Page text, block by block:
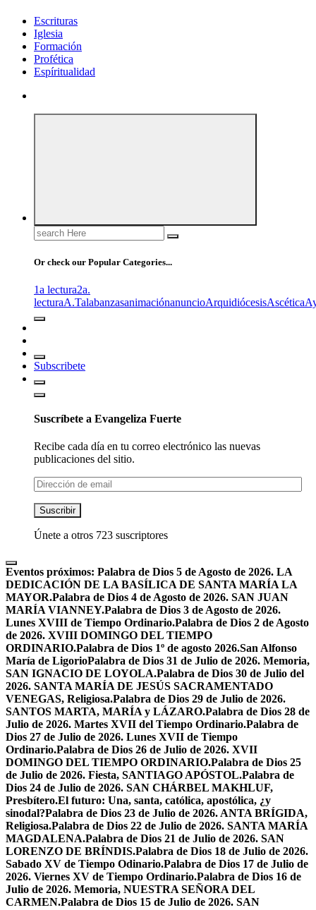
Escrituras
Iglesia
Formación
Profética
Espíritualidad
Search
for:
Or check our Popular Categories...
1a lectura2a.
lecturaA.TalabanzasanimaciónanuncioArquidiócesisAscética
Subscribete
Suscríbete a Evangeliza Fuerte
Recibe cada día en tu correo electrónico las nuevas
publicaciones del sitio.
Dirección
de
email
Suscribir
Únete a otros 723 suscriptores
Eventos próximos: Palabra de Dios 5 de Agosto de 2026. LA
DEDICACIÓN DE LA BASÍLICA DE SANTA MARÍA LA
MAYOR.Palabra de Dios 4 de Agosto de 2026. SAN JUAN
MARÍA VIANNEY.Palabra de Dios 3 de Agosto de 2026.
Lunes XVIII de Tiempo Ordinario.Palabra de Dios 2 de Agosto
de 2026. XVIII DOMINGO DEL TIEMPO
ORDINARIO.Palabra de Dios 1º de agosto 2026.San Alfonso
María de LigorioPalabra de Dios 31 de Julio de 2026. Memoria,
SAN IGNACIO DE LOYOLA.Palabra de Dios 30 de Julio del
2026. SANTA MARÍA DE JESÚS SACRAMENTADO
VENEGAS, Religiosa.Palabra de Dios 29 de Julio de 2026.
SANTOS MARTA, MARÍA y LÁZARO.Palabra de Dios 28 de
Julio de 2026. Martes XVII del Tiempo Ordinario.Palabra de
Dios 27 de Julio de 2026. Lunes XVII de Tiempo
Ordinario.Palabra de Dios 26 de Julio de 2026. XVII
DOMINGO DEL TIEMPO ORDINARIO.Palabra de Dios 25
de Julio de 2026. Fiesta, SANTIAGO APÓSTOL.Palabra de
Dios 24 de Julio de 2026. SAN CHÁRBEL MAKHLUF,
Presbítero.El futuro: Una, santa, católica, apostólica, ¿y
sinodal?Palabra de Dios 23 de Julio de 2026. ANTA BRÍGIDA,
Religiosa.Palabra de Dios 22 de Julio de 2026. SANTA MARÍA
MAGDALENA.Palabra de Dios 21 de Julio de 2026. SAN
LORENZO DE BRÍNDIS.Palabra de Dios 18 de Julio de 2026.
Sabado XV de Tiempo Odinario.Palabra de Dios 17 de Julio de
2026. Viernes XV de Tiempo Ordinario.Palabra de Dios 16 de
Julio de 2026. Memoria, NUESTRA SEÑORA DEL
CARMEN.Palabra de Dios 15 de Julio de 2026. SAN